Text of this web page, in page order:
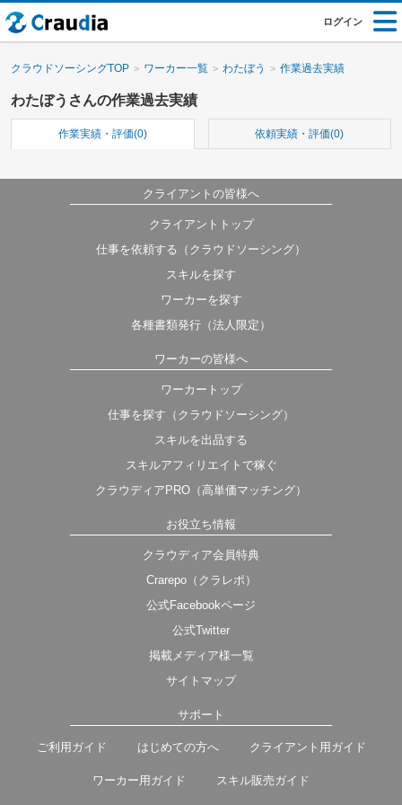
ログイン
クラウドソーシングTOP ワーカー一覧 わたぼう 作業過去実績
わたぼうさんの作業過去実績
作業実績・評価(0) 依頼実績・評価(0)
クライアントの皆様へ
クライアントトップ
仕事を依頼する（クラウドソーシング）
スキルを探す
ワーカーを探す
各種書類発行（法人限定）
ワーカーの皆様へ
ワーカートップ
仕事を探す（クラウドソーシング）
スキルを出品する
スキルアフィリエイトで稼ぐ
クラウディアPRO（高単価マッチング）
お役立ち情報
クラウディア会員特典
Crarepo（クラレポ）
公式Facebookページ
公式Twitter
掲載メディア様一覧
サイトマップ
サポート
ご利用ガイド はじめての方へ クライアント用ガイド
ワーカー用ガイド スキル販売ガイド